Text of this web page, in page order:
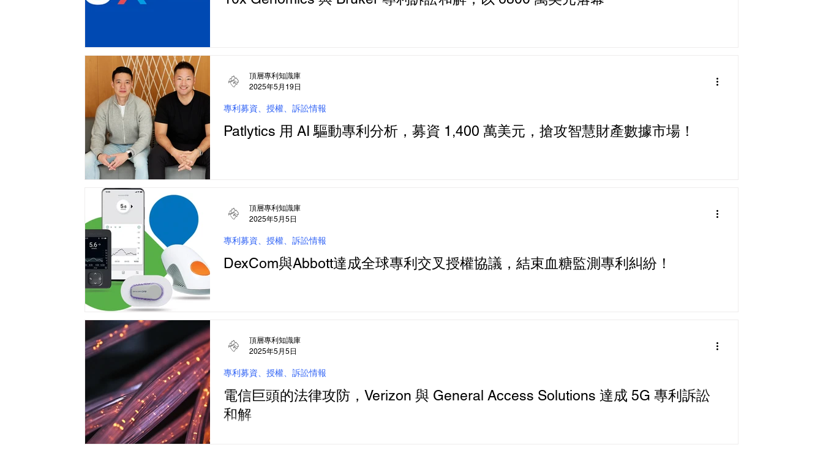
Patlytics 用 AI 驅動專利分析，募資 1,400 萬美元，搶攻智慧財產數據市場！
專利募資、授權、訴訟情報
頂層專利知識庫
2025年5月19日
DexCom與Abbott達成全球專利交叉授權協議，結束血糖監測專利糾紛！
專利募資、授權、訴訟情報
頂層專利知識庫
2025年5月5日
電信巨頭的法律攻防，Verizon 與 General Access Solutions 達成 5G 專利訴訟
和解
專利募資、授權、訴訟情報
頂層專利知識庫
2025年5月5日